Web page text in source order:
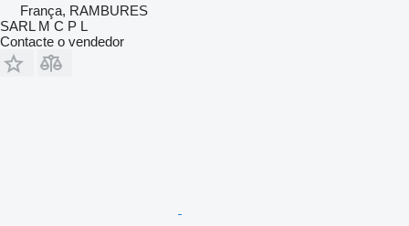
França, RAMBURES
SARL M C P L
Contacte o vendedor